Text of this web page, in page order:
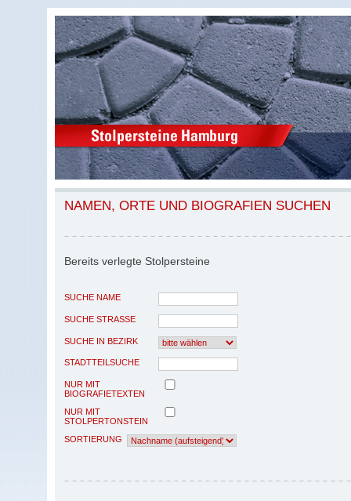
NAMEN, ORTE UND BIOGRAFIEN SUCHEN
Bereits verlegte Stolpersteine
SUCHE NAME
SUCHE STRASSE
SUCHE IN BEZIRK
STADTTEILSUCHE
NUR MIT
BIOGRAFIETEXTEN
NUR MIT
STOLPERTONSTEIN
SORTIERUNG